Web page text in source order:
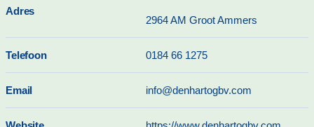
Adres
2964 AM Groot Ammers
Telefoon 0184 66 1275
Email info@denhartogbv.com